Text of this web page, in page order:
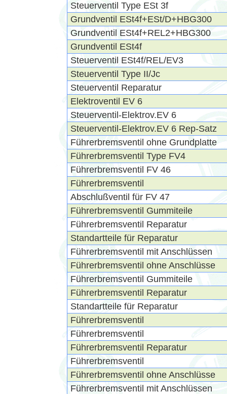
Steuerventil Type ESt 3f
Grundventil ESt4f+ESt/D+HBG300
Grundventil ESt4f+REL2+HBG300
Grundventil ESt4f
Steuerventil ESt4f/REL/EV3
Steuerventil Type II/Jc
Steuerventil Reparatur
Elektroventil EV 6
Steuerventil-Elektrov.EV 6
Steuerventil-Elektrov.EV 6 Rep-Satz
Führerbremsventil ohne Grundplatte
Führerbremsventil Type FV4
Führerbremsventil FV 46
Führerbremsventil
Abschlußventil für FV 47
Führerbremsventil Gummiteile
Führerbremsventil Reparatur
Standartteile für Reparatur
Führerbremsventil mit Anschlüssen
Führerbremsventil ohne Anschlüsse
Führerbremsventil Gummiteile
Führerbremsventil Reparatur
Standartteile für Reparatur
Führerbremsventil
Führerbremsventil
Führerbremsventil Reparatur
Führerbremsventil
Führerbremsventil ohne Anschlüsse
Führerbremsventil mit Anschlüssen